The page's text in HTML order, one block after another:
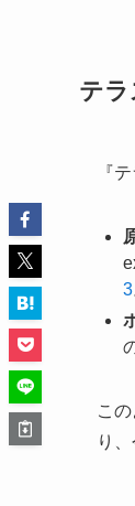
テラ
『
3
こ
り